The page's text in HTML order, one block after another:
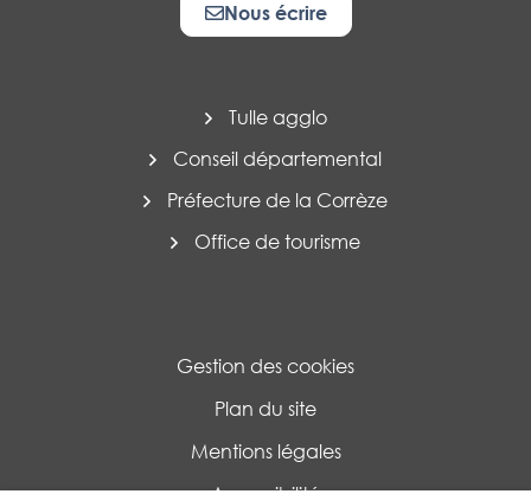
Nous écrire
Tulle agglo
Conseil départemental
Préfecture de la Corrèze
Office de tourisme
Gestion des cookies
Plan du site
Mentions légales